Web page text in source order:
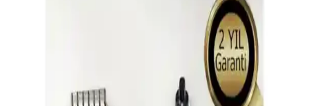
Philips OneBlade ve Alkılıç 6005 modellerinin özellikleri,
performansları ve kullanıcı tercihleri detaylı karşılaştırmasıyla, kişisel
bakım ihtiyaçlarına uygun en iyi tıraş makinesi seçimini
Philips X3021/00 Tıraş Makinesi İncelemesi:
Tasarım ve Performans Analizi